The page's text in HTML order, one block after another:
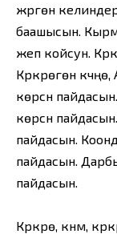
жүргөн
баашысын.
жеп койсун.
Күркүрөгөн
көрсүн
көрсүн
пайдасын.
пайдасын.
пайдасын.
Күркүрө, күнүм,